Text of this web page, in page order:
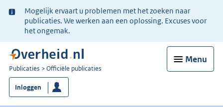
Ter
informatie:
Mogelijk ervaart u problemen met het zoeken naar
publicaties. We werken aan een oplossing. Excuses voor
het ongemak.
Menu
U
bent
nu
hier:
Publicaties Officiële publicaties
Inloggen